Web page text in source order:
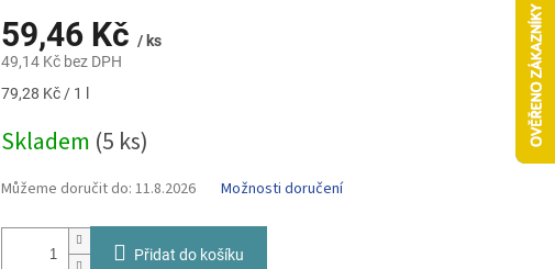
59,46 Kč / ks
49,14 Kč bez DPH
Měrná
79,28 Kč / 1 l
Skladem (5 ks)
Můžeme doručit do: 11.8.2026 Možnosti doručení
Přidat do košíku